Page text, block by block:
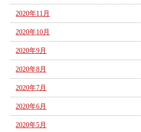
2020年11月
2020年10月
2020年9月
2020年8月
2020年7月
2020年6月
2020年5月